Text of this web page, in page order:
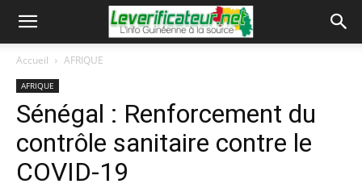
Accueil AFRIQUE
AFRIQUE
Sénégal : Renforcement du
contrôle sanitaire contre le
COVID-19